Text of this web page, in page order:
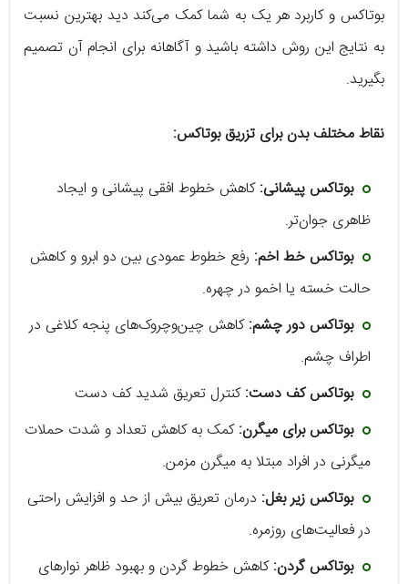
بوتاکس و کاربرد هر یک به شما کمک می‌کند دید بهترین نسبت
به نتایج این روش داشته باشید و آگاهانه برای انجام آن تصمیم
بگیرید.
نقاط مختلف بدن برای تزریق بوتاکس:
بوتاکس پیشانی:کاهش خطوط افقی پیشانی و ایجاد
ظاهری جوان‌تر.
بوتاکس خط اخم: رفع خطوط عمودی بین دو ابرو و کاهش
حالت خسته یا اخمو در چهره.
بوتاکس دور چشم: کاهش چین‌وچروک‌های پنجه کلاغی در
اطراف چشم.
بوتاکس کف دست:کنترل تعریق شدید کف دست
بوتاکس برای میگرن:کمک به کاهش تعداد و شدت حملات
میگرنی در افراد مبتلا به میگرن مزمن.
بوتاکس زیر بغل: درمان تعریق بیش از حد و افزایش راحتی
در فعالیت‌های روزمره.
بوتاکس گردن:کاهش خطوط گردن و بهبود ظاهر نوارهای